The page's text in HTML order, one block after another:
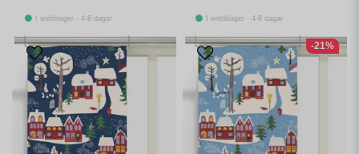
I webblager - 4-8 dagar I webblager - 4-8 dagar
-21%